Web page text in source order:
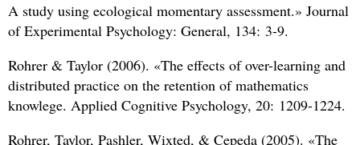
A study using ecological momentary assessment.» Journal
of Experimental Psychology: General, 134: 3-9.
Rohrer & Taylor (2006). «The effects of over-learning and
distributed practice on the retention of mathematics
knowlege. Applied Cognitive Psychology, 20: 1209-1224.
Rohrer, Taylor, Pashler, Wixted, & Cepeda (2005). «The